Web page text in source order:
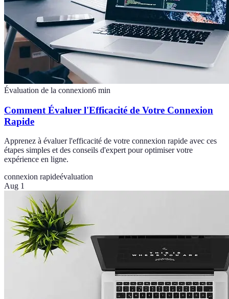
Évaluation de la connexion6 min
Comment Évaluer l'Efficacité de Votre Connexion
Rapide
Apprenez à évaluer l'efficacité de votre connexion rapide avec ces
étapes simples et des conseils d'expert pour optimiser votre
expérience en ligne.
connexion rapideévaluation
Aug 1